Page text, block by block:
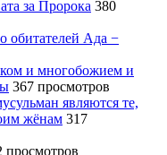
за Пророка 380
обитателей Ада −
и многобожием и
367 просмотров
являются те,
жёнам 317
просмотров